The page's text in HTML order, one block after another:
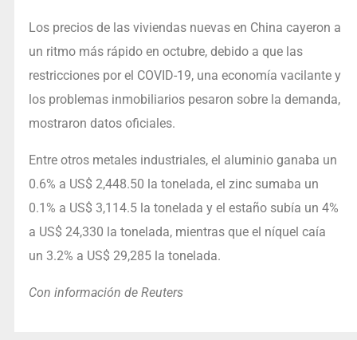
Los precios de las viviendas nuevas en China cayeron a
un ritmo más rápido en octubre, debido a que las
restricciones por el COVID-19, una economía vacilante y
los problemas inmobiliarios pesaron sobre la demanda,
mostraron datos oficiales.
Entre otros metales industriales, el aluminio ganaba un
0.6% a US$ 2,448.50 la tonelada, el zinc sumaba un
0.1% a US$ 3,114.5 la tonelada y el estaño subía un 4%
a US$ 24,330 la tonelada, mientras que el níquel caía
un 3.2% a US$ 29,285 la tonelada.
Con información de Reuters